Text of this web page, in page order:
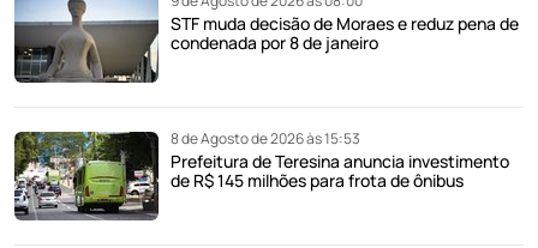
STF muda decisão de Moraes e reduz pena de
condenada por 8 de janeiro
8 de Agosto de 2026 às 15:53
Prefeitura de Teresina anuncia investimento
de R$ 145 milhões para frota de ônibus